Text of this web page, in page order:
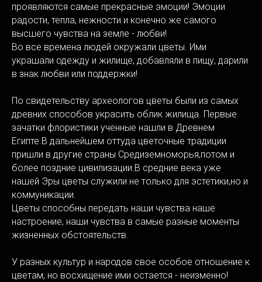
проявляются самые прекрасные эмоции! Эмоции
радости, тепла, нежности и конечно же самого
высшего чувства на земле - любви!
Во все времена людей окружали цветы. Ими
украшали одежду и жилище, добавляли в пищу, дарили
в знак любви или поддержки!
По свидетельству археологов цветы были из самых
древних способов украсить облик жилища. Первые
зачатки флористики ученные нашли в Древнем
Египте.В дальнейшем оттуда цветочные традиции
пришли в другие страны Средиземноморья,потом и
более поздние цивилизации.В средние века уже
нашей Эры цветы служили не только для эстетики,но и
коммуникации.
Цветы способны передать наши чувства наше
настроение, наши чувства в самые разные моменты
жизненных обстоятельств.
У разных культур и народов свое особое отношение к
цветам, но восхищение ими остается - неизменно!